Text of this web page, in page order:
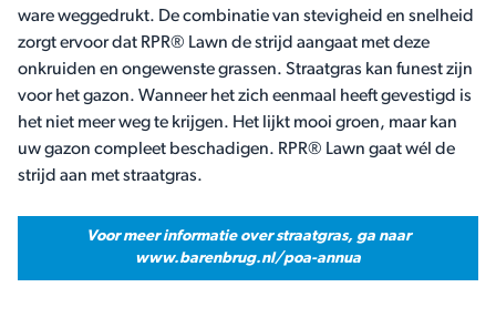
ware weggedrukt. De combinatie van stevigheid en snelheid
zorgt ervoor dat RPR® Lawn de strijd aangaat met deze
onkruiden en ongewenste grassen. Straatgras kan funest zijn
voor het gazon. Wanneer het zich eenmaal heeft gevestigd is
het niet meer weg te krijgen. Het lijkt mooi groen, maar kan
uw gazon compleet beschadigen. RPR® Lawn gaat wél de
strijd aan met straatgras.
Voor meer informatie over straatgras, ga naar
www.barenbrug.nl/poa-annua